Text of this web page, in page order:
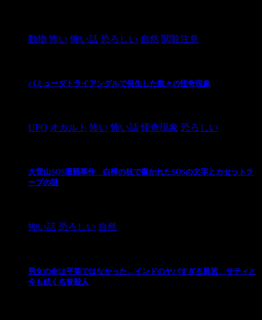
動物 怖い 怖い話 恐ろしい 自然 閲覧注意
バミューダトライアングルで発生した数々の怪奇現象
UFO オカルト 怖い 怖い話 怪奇現象 恐ろしい
大雪山SOS遭難事件 白樺の枝で書かれたSOSの文字とカセットテ
ープの謎
怖い話 恐ろしい 自然
男女の命は平等ではなかった…インドのヤバすぎる風習、サティと
今も続く名誉殺人